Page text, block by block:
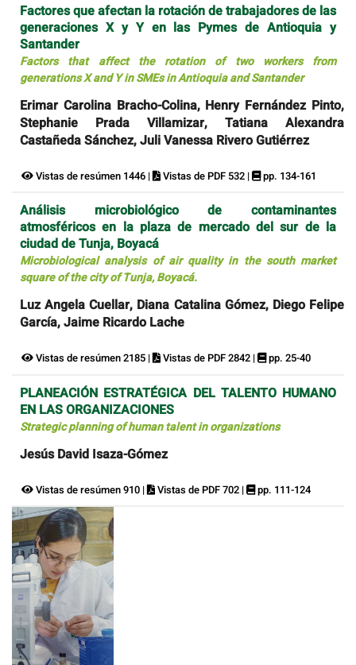
Factores que afectan la rotación de trabajadores de las
generaciones X y Y en las Pymes de Antioquia y
Santander
Factors that affect the rotation of two workers from
generations X and Y in SMEs in Antioquia and Santander
Erimar Carolina Bracho-Colina, Henry Fernández Pinto,
Stephanie Prada Villamizar, Tatiana Alexandra
Castañeda Sánchez, Juli Vanessa Rivero Gutiérrez
Vistas de resúmen 1446 | Vistas de PDF 532 | pp. 134-161
Análisis microbiológico de contaminantes
atmosféricos en la plaza de mercado del sur de la
ciudad de Tunja, Boyacá
Microbiological analysis of air quality in the south market
square of the city of Tunja, Boyacá.
Luz Angela Cuellar, Diana Catalina Gómez, Diego Felipe
García, Jaime Ricardo Lache
Vistas de resúmen 2185 | Vistas de PDF 2842 | pp. 25-40
PLANEACIÓN ESTRATÉGICA DEL TALENTO HUMANO
EN LAS ORGANIZACIONES
Strategic planning of human talent in organizations
Jesús David Isaza-Gómez
Vistas de resúmen 910 | Vistas de PDF 702 | pp. 111-124